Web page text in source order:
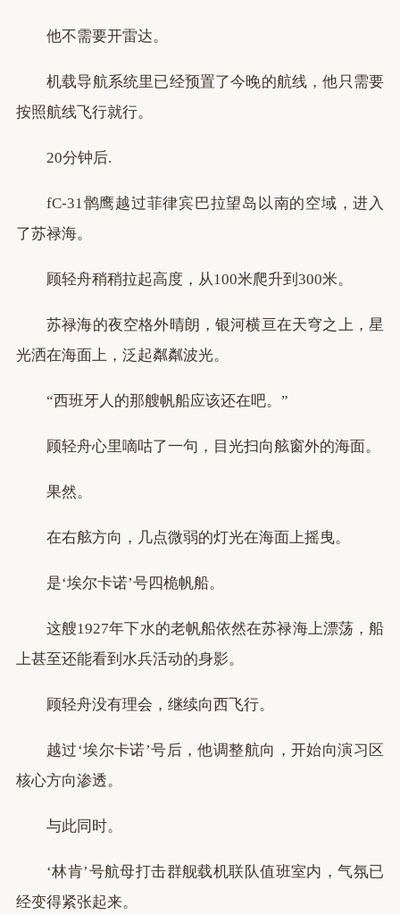
他不需要开雷达。
机载导航系统里已经预置了今晚的航线，他只需要
按照航线飞行就行。
20分钟后.
fC-31鹘鹰越过菲律宾巴拉望岛以南的空域，进入
了苏禄海。
顾轻舟稍稍拉起高度，从100米爬升到300米。
苏禄海的夜空格外晴朗，银河横亘在天穹之上，星
光洒在海面上，泛起粼粼波光。
“西班牙人的那艘帆船应该还在吧。”
顾轻舟心里嘀咕了一句，目光扫向舷窗外的海面。
果然。
在右舷方向，几点微弱的灯光在海面上摇曳。
是‘埃尔卡诺’号四桅帆船。
这艘1927年下水的老帆船依然在苏禄海上漂荡，船
上甚至还能看到水兵活动的身影。
顾轻舟没有理会，继续向西飞行。
越过‘埃尔卡诺’号后，他调整航向，开始向演习区
核心方向渗透。
与此同时。
‘林肯’号航母打击群舰载机联队值班室内，气氛已
经变得紧张起来。